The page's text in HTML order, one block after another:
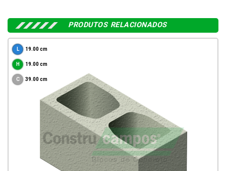
PRODUTOS RELACIONADOS
19.00 cm
19.00 cm
39.00 cm